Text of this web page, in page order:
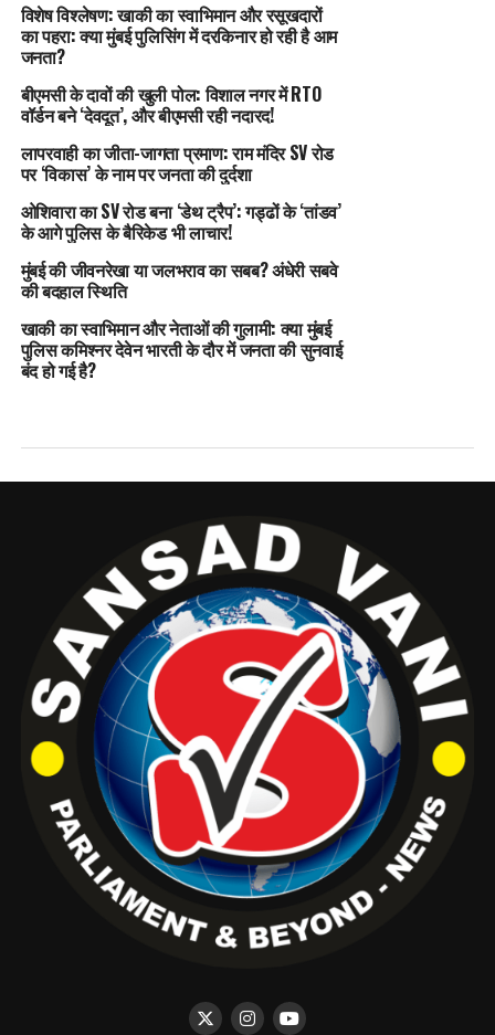
विशेष विश्लेषण: खाकी का स्वाभिमान और रसूखदारों
का पहरा: क्या मुंबई पुलिसिंग में दरकिनार हो रही है आम
जनता?
बीएमसी के दावों की खुली पोल: विशाल नगर में RTO
वॉर्डन बने ‘देवदूत’, और बीएमसी रही नदारद!
लापरवाही का जीता-जागता प्रमाण: राम मंदिर SV रोड
पर ‘विकास’ के नाम पर जनता की दुर्दशा
ओशिवारा का SV रोड बना ‘डेथ ट्रैप’: गड्ढों के ‘तांडव’
के आगे पुलिस के बैरिकेड भी लाचार!
मुंबई की जीवनरेखा या जलभराव का सबब? अंधेरी सबवे
की बदहाल स्थिति
खाकी का स्वाभिमान और नेताओं की गुलामी: क्या मुंबई
पुलिस कमिश्नर देवेन भारती के दौर में जनता की सुनवाई
बंद हो गई है?